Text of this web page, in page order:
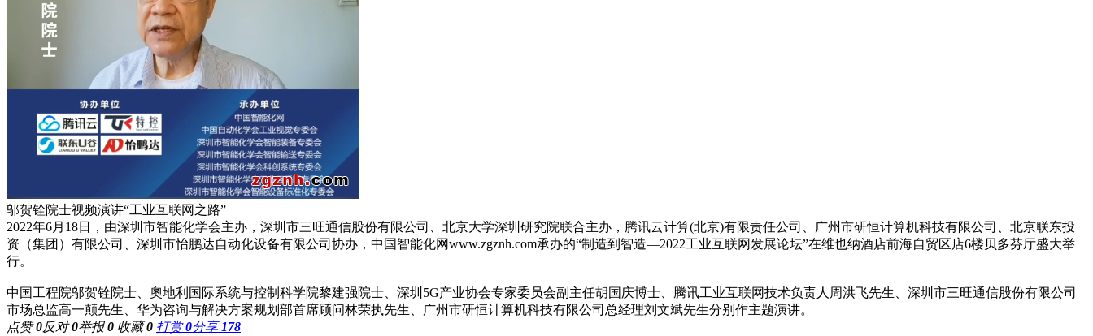
邬贺铨院士视频演讲“工业互联网之路”
2022年6月18日，由深圳市智能化学会主办，深圳市三旺通信股份有限公司、北京大学深圳研究院联合主办，腾讯云计算(北京)有限责任公司、广州市研恒计算机科技有限公司、北京联东投
资（集团）有限公司、深圳市怡鹏达自动化设备有限公司协办，中国智能化网www.zgznh.com承办的“制造到智造—2022工业互联网发展论坛”在维也纳酒店前海自贸区店6楼贝多芬厅盛大举
行。
中国工程院邬贺铨院士、奧地利国际系统与控制科学院黎建强院士、深圳5G产业协会专家委员会副主任胡国庆博士、腾讯工业互联网技术负责人周洪飞先生、深圳市三旺通信股份有限公司
市场总监高一颠先生、华为咨询与解决方案规划部首席顾问林荣执先生、广州市研恒计算机科技有限公司总经理刘文斌先生分别作主题演讲。
点赞0反对0举报0 收藏0 打赏0分享 178